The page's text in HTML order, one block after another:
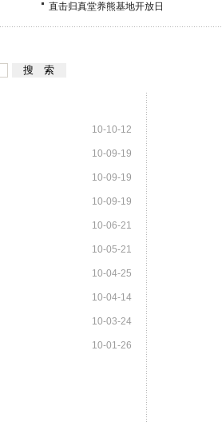
直击归真堂养熊基地开放日
10-10-12
10-09-19
10-09-19
10-09-19
10-06-21
10-05-21
10-04-25
10-04-14
10-03-24
10-01-26